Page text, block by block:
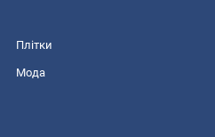
Плітки
Мода